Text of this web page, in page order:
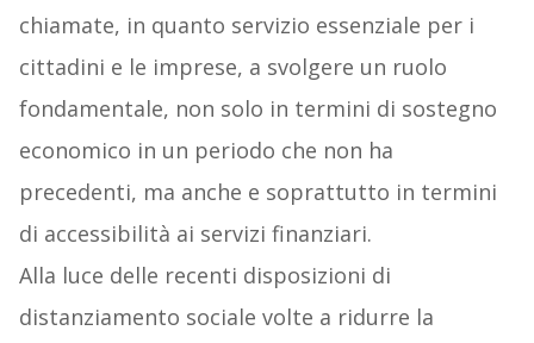
chiamate, in quanto servizio essenziale per i
cittadini e le imprese, a svolgere un ruolo
fondamentale, non solo in termini di sostegno
economico in un periodo che non ha
precedenti, ma anche e soprattutto in termini
di accessibilità ai servizi finanziari.
Alla luce delle recenti disposizioni di
distanziamento sociale volte a ridurre la